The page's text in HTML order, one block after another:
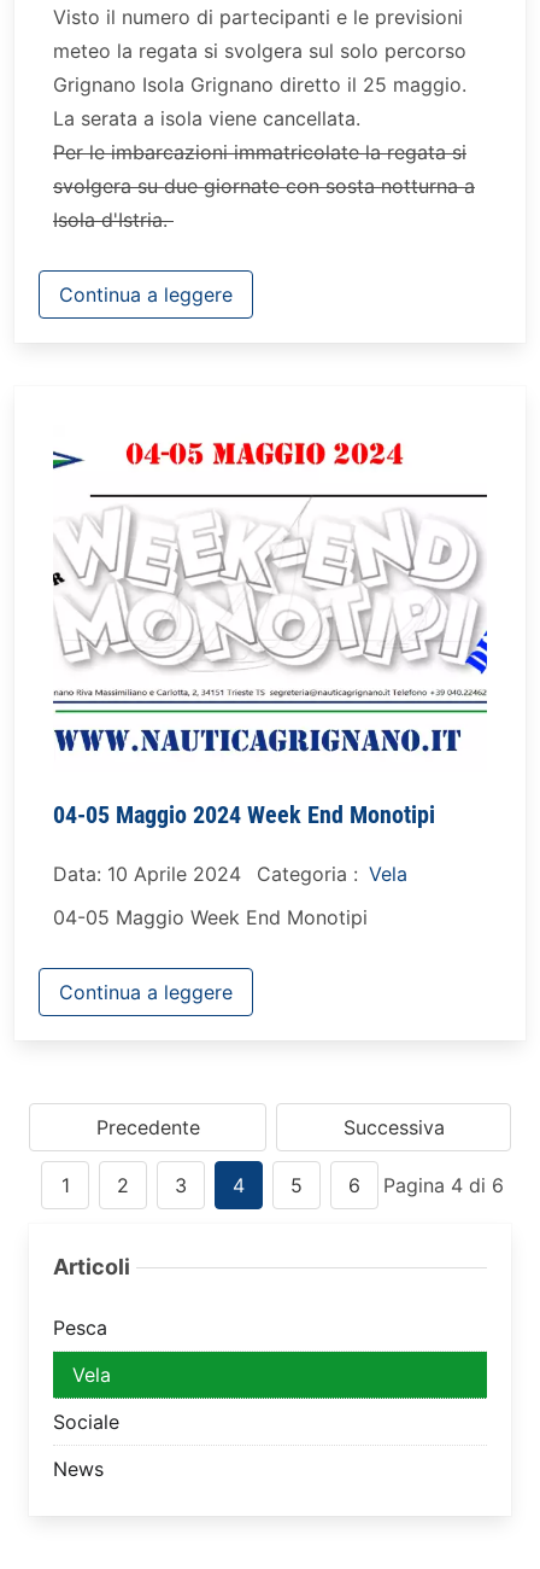
Visto il numero di partecipanti e le previsioni
meteo la regata si svolgera sul solo percorso
Grignano Isola Grignano diretto il 25 maggio.
La serata a isola viene cancellata.
Per le imbarcazioni immatricolate la regata si
svolgera su due giornate con sosta notturna a
Isola d'Istria.
Continua a leggere
04-05 Maggio 2024 Week End Monotipi
Data: 10 Aprile 2024 Categoria : Vela
04-05 Maggio Week End Monotipi
Continua a leggere
Precedente Successiva
1 2 3 4 5 6 Pagina 4 di 6
Articoli
Pesca
Vela
Sociale
News